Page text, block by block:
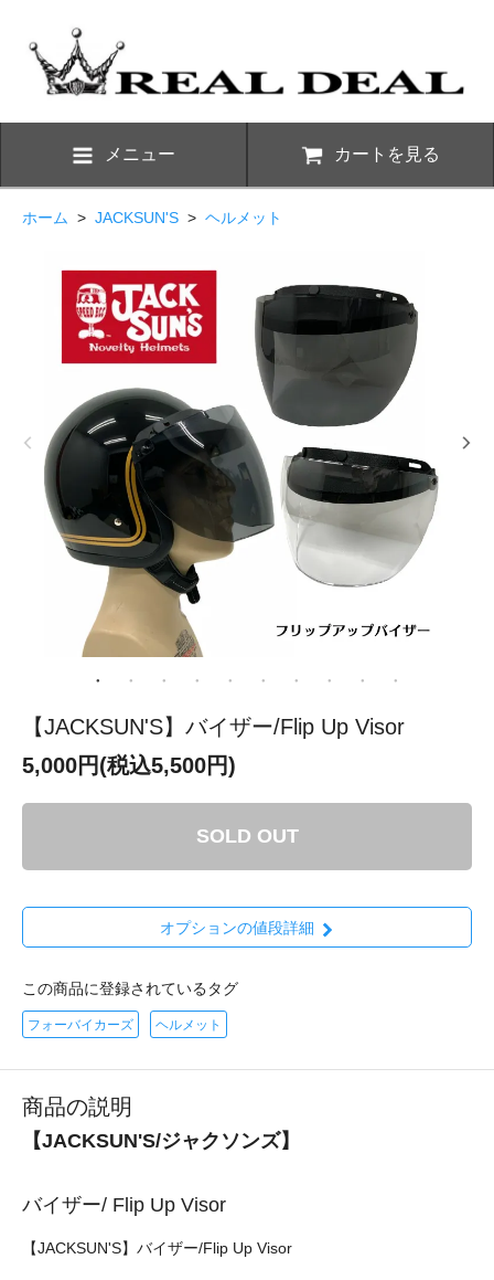
メニュー カートを見る
ホーム > JACKSUN'S > ヘルメット
【JACKSUN'S】バイザー/Flip Up Visor
5,000円(税込5,500円)
SOLD OUT
オプションの値段詳細
この商品に登録されているタグ
フォーバイカーズ ヘルメット
商品の説明
【JACKSUN'S/ジャクソンズ】
バイザー/ Flip Up Visor
【JACKSUN'S】バイザー/Flip Up Visor